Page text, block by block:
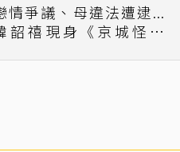
情爭議、母違法遭逮...
韶禧現身《京城怪物